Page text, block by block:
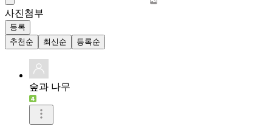
사진첨부
등록
추천순
최신순 등록순
숲과 나무